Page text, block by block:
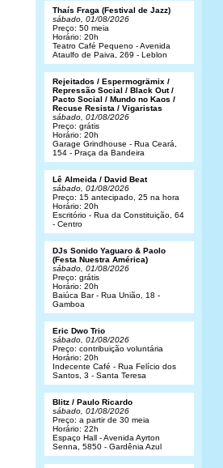
Thaís Fraga (Festival de Jazz)
sábado, 01/08/2026
Preço: 50 meia
Horário: 20h
Teatro Café Pequeno - Avenida
Ataulfo de Paiva, 269 - Leblon
Rejeitados / Espermogrämix /
Repressão Social / Black Out /
Pacto Social / Mundo no Kaos /
Recuse Resista / Vigaristas
sábado, 01/08/2026
Preço: grátis
Horário: 20h
Garage Grindhouse - Rua Ceará,
154 - Praça da Bandeira
Lê Almeida / David Beat
sábado, 01/08/2026
Preço: 15 antecipado, 25 na hora
Horário: 20h
Escritório - Rua da Constituição, 64
- Centro
DJs Sonido Yaguaro & Paolo
(Festa Nuestra América)
sábado, 01/08/2026
Preço: grátis
Horário: 20h
Baiúca Bar - Rua União, 18 -
Gamboa
Eric Dwo Trio
sábado, 01/08/2026
Preço: contribuição voluntária
Horário: 20h
Indecente Café - Rua Felício dos
Santos, 3 - Santa Teresa
Blitz / Paulo Ricardo
sábado, 01/08/2026
Preço: a partir de 30 meia
Horário: 22h
Espaço Hall - Avenida Ayrton
Senna, 5850 - Gardênia Azul